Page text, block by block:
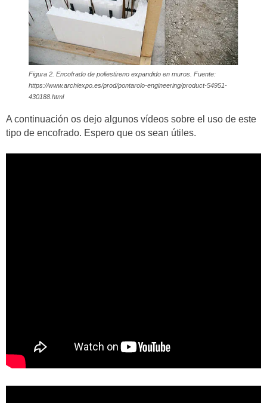
Figura 2. Encofrado de poliestireno expandido en muros. Fuente:
https://www.archiexpo.es/prod/pontarolo-engineering/product-54951-
430188.html
A continuación os dejo algunos vídeos sobre el uso de este
tipo de encofrado. Espero que os sean útiles.